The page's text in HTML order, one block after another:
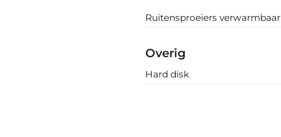
Ruitensproeiers verwarmbaar
Overig
Hard disk